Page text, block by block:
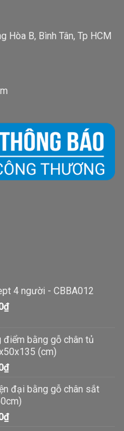
Hòa B, Bình Tân, Tp HCM
4 người - CBBA012
₫
điểm bằng gỗ chân tủ
(cm)
₫
đại bằng gỗ chân sắt
₫